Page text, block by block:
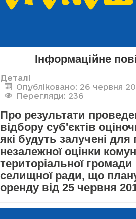
Інформаційне
Деталі
Опубліковано: 26 червня
Перегляди: 236
Про результати
відбору суб'єктів
які будуть залучені
незалежної оцінки
територіальної
селищної ради, що
оренду від 25 червня